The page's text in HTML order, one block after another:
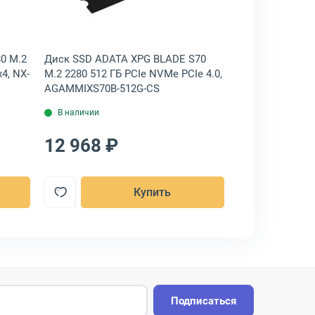
M.2
NX-
Диск SSD ADATA XPG BLADE S70
M.2 2280 512 ГБ PCIe NVMe PCIe 4.0,
AGAMMIXS70B-512G-CS
В наличии
12 968 ₽
Купить
Подписаться